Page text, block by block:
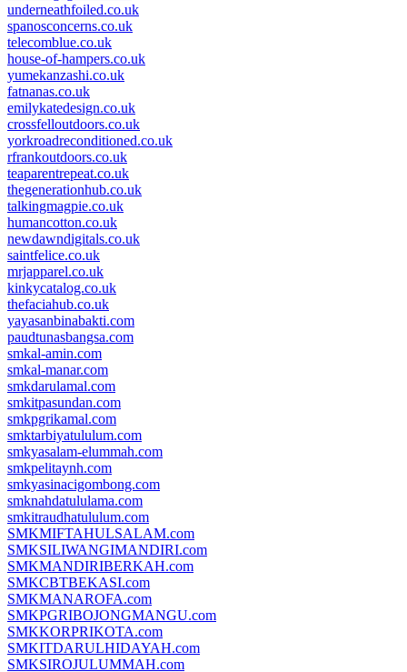
underneathfoiled.co.uk
spanosconcerns.co.uk
telecomblue.co.uk
house-of-hampers.co.uk
yumekanzashi.co.uk
fatnanas.co.uk
emilykatedesign.co.uk
crossfelloutdoors.co.uk
yorkroadreconditioned.co.uk
rfrankoutdoors.co.uk
teaparentrepeat.co.uk
thegenerationhub.co.uk
talkingmagpie.co.uk
humancotton.co.uk
newdawndigitals.co.uk
saintfelice.co.uk
mrjapparel.co.uk
kinkycatalog.co.uk
thefaciahub.co.uk
yayasanbinabakti.com
paudtunasbangsa.com
smkal-amin.com
smkal-manar.com
smkdarulamal.com
smkitpasundan.com
smkpgrikamal.com
smktarbiyatululum.com
smkyasalam-elummah.com
smkpelitaynh.com
smkyasinacigombong.com
smknahdatululama.com
smkitraudhatululum.com
SMKMIFTAHULSALAM.com
SMKSILIWANGIMANDIRI.com
SMKMANDIRIBERKAH.com
SMKCBTBEKASI.com
SMKMANAROFA.com
SMKPGRIBOJONGMANGU.com
SMKKORPRIKOTA.com
SMKITDARULHIDAYAH.com
SMKSIROJULUMMAH.com